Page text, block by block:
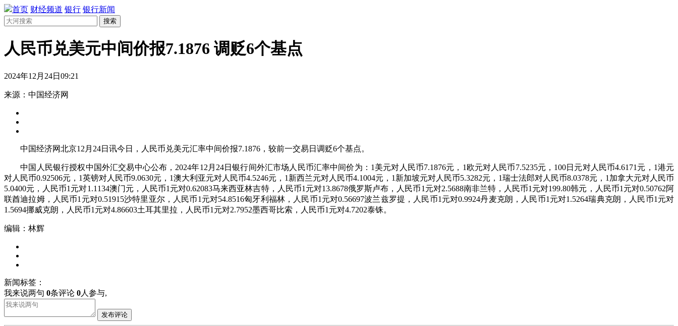
首页 财经频道 银行 银行新闻
搜索
人民币兑美元中间价报7.1876 调贬6个基点
2024年12月24日09:21
来源：中国经济网
中国经济网北京12月24日讯今日，人民币兑美元汇率中间价报7.1876，较前一交易日调贬6个基点。
中国人民银行授权中国外汇交易中心公布，2024年12月24日银行间外汇市场人民币汇率中间价为：1美元对人民币7.1876元，1欧元对人民币7.5235元，100日元对人民币4.6171元，1港元
对人民币0.92506元，1英镑对人民币9.0630元，1澳大利亚元对人民币4.5246元，1新西兰元对人民币4.1004元，1新加坡元对人民币5.3282元，1瑞士法郎对人民币8.0378元，1加拿大元对人民币
5.0400元，人民币1元对1.1134澳门元，人民币1元对0.62083马来西亚林吉特，人民币1元对13.8678俄罗斯卢布，人民币1元对2.5688南非兰特，人民币1元对199.80韩元，人民币1元对0.50762阿
联酋迪拉姆，人民币1元对0.51915沙特里亚尔，人民币1元对54.8516匈牙利福林，人民币1元对0.56697波兰兹罗提，人民币1元对0.9924丹麦克朗，人民币1元对1.5264瑞典克朗，人民币1元对
1.5694挪威克朗，人民币1元对4.86603土耳其里拉，人民币1元对2.7952墨西哥比索，人民币1元对4.7202泰铢。
编辑：林辉
新闻标签：
我来说两句 0条评论 0人参与,
发布评论